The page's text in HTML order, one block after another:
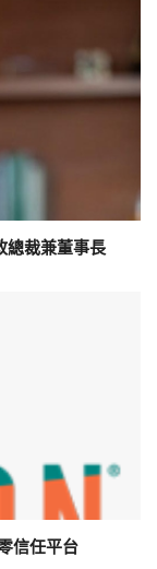
總裁兼董事長
信任平台